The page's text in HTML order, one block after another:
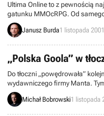
Ultima Online to z pewnością
gatunku MMOcRPG. Od
ona i nadal cieszy bardzo dużą
tyś. subskrybentów z ponad 50
będzie Ultima Online: Lord
Janusz Burda1 listopada
„Polska Goola” w
Do tłoczni „powędrowała”
wydawniczego firmy Manta.
programistów z włoskiej firmy
Goola”. Premiera tego tytułu
Michał Bobrowski1 listopada